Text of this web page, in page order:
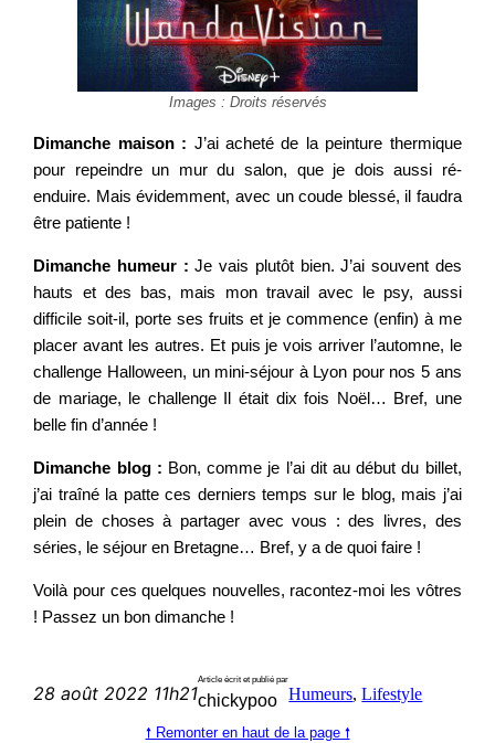
Images : Droits réservés
Dimanche maison : J’ai acheté de la peinture thermique
pour repeindre un mur du salon, que je dois aussi ré-
enduire. Mais évidemment, avec un coude blessé, il faudra
être patiente !
Dimanche humeur : Je vais plutôt bien. J’ai souvent des
hauts et des bas, mais mon travail avec le psy, aussi
difficile soit-il, porte ses fruits et je commence (enfin) à me
placer avant les autres. Et puis je vois arriver l’automne, le
challenge Halloween, un mini-séjour à Lyon pour nos 5 ans
de mariage, le challenge Il était dix fois Noël… Bref, une
belle fin d’année !
Dimanche blog : Bon, comme je l’ai dit au début du billet,
j’ai traîné la patte ces derniers temps sur le blog, mais j’ai
plein de choses à partager avec vous : des livres, des
séries, le séjour en Bretagne… Bref, y a de quoi faire !
Voilà pour ces quelques nouvelles, racontez-moi les vôtres
! Passez un bon dimanche !
28 août 2022 11h21
Article écrit et publié par
chickypoo Humeurs, Lifestyle
🠕 Remonter en haut de la page 🠕